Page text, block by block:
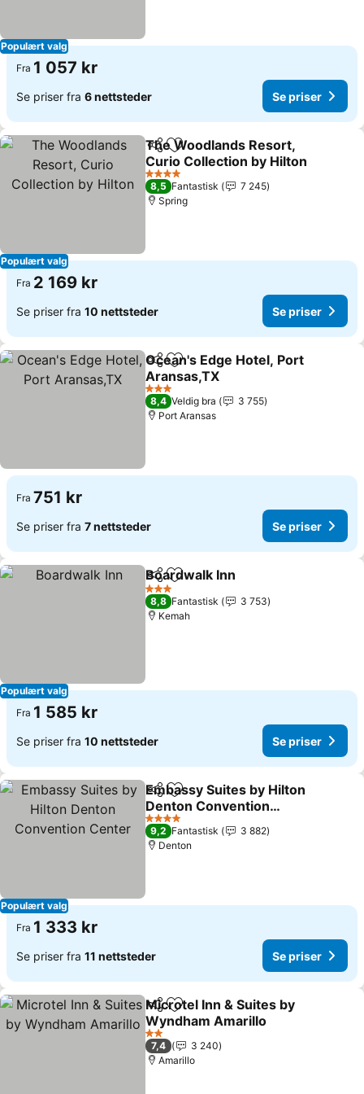
Populært valg
Fra 1 057 kr
Se priser fra 6 nettsteder Se priser
Populært valg
Del Legg til i favoritter
The Woodlands Resort,
Curio Collection by Hilton
Se priser
4 Stjerner
8,5 Fantastisk
7 245
Spring
Fra 2 169 kr
Se priser fra 10 nettsteder Se priser
Del Legg til i favoritter
Ocean's Edge Hotel, Port
Aransas,TX
Se priser
3 Stjerner
8,4 Veldig bra
3 755
Port Aransas
Fra 751 kr
Se priser fra 7 nettsteder Se priser
Populært valg
Del Legg til i favoritter
Boardwalk Inn
3 Stjerner
8,8 Fantastisk
3 753
Kemah
Fra 1 585 kr
Se priser fra 10 nettsteder Se priser
Populært valg
Del Legg til i favoritter
Embassy Suites by Hilton
Denton Convention
Center
Se priser
4 Stjerner
9,2 Fantastisk
3 882
Denton
Fra 1 333 kr
Se priser fra 11 nettsteder Se priser
Del Legg til i favoritter
Microtel Inn & Suites by
Wyndham Amarillo
Se priser
2 Stjerner
7,4
3 240
Amarillo